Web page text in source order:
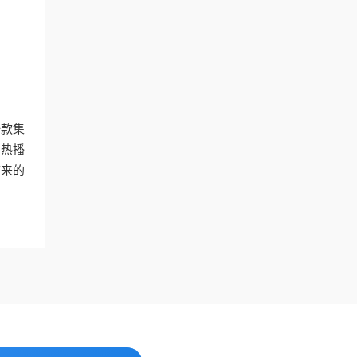
集
播
的